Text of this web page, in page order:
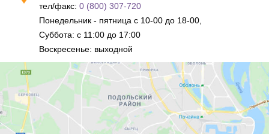
тел/факс: 0 (800) 307-720
Понедельник - пятница с 10-00 до 18-00,
Суббота: с 11:00 до 17:00
Воскресенье: выходной